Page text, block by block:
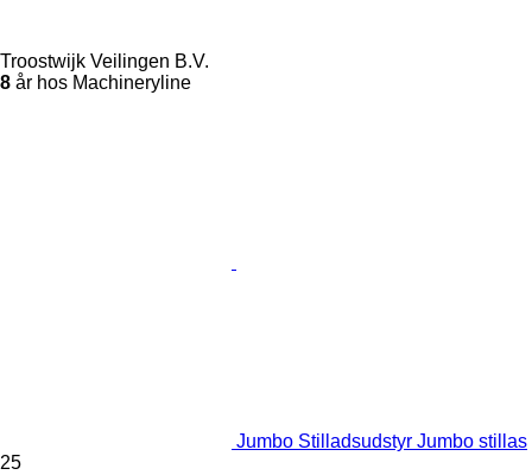
Troostwijk Veilingen B.V.
8 år hos Machineryline
Jumbo Stilladsudstyr Jumbo stillas
25